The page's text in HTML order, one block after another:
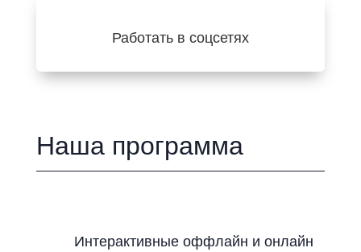
Работать в соцсетях
Наша программа
Интерактивные оффлайн и онлайн